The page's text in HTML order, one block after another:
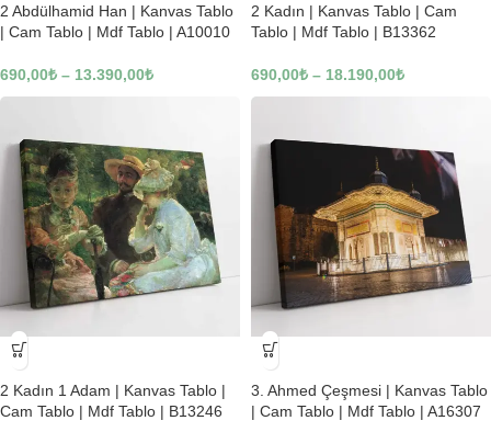
2 Abdülhamid Han | Kanvas Tablo
| Cam Tablo | Mdf Tablo | A10010
690,00₺ – 13.390,00₺
2 Kadın | Kanvas Tablo | Cam
Tablo | Mdf Tablo | B13362
690,00₺ – 18.190,00₺
-23%
2 Kadın 1 Adam | Kanvas Tablo |
Cam Tablo | Mdf Tablo | B13246
-23%
3. Ahmed Çeşmesi | Kanvas Tablo
| Cam Tablo | Mdf Tablo | A16307